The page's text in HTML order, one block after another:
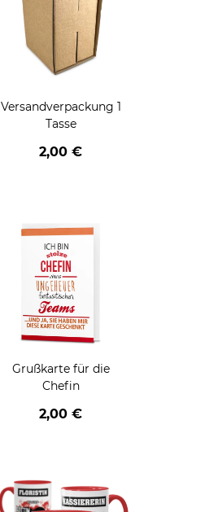
Versandverpackung 1
Tasse
2,00 €
Grußkarte für die
Chefin
2,00 €